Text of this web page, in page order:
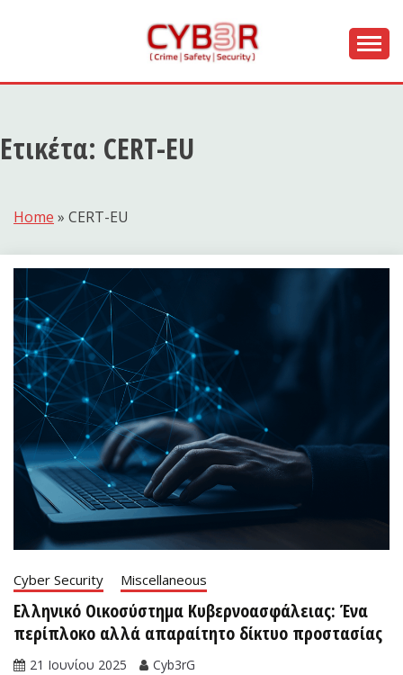
CYB3R
Ετικέτα: CERT-EU
Home » CERT-EU
Cyber Security Miscellaneous
Ελληνικό Οικοσύστημα Κυβερνοασφάλειας: Ένα
περίπλοκο αλλά απαραίτητο δίκτυο προστασίας
21 Ιουνίου 2025 Cyb3rG